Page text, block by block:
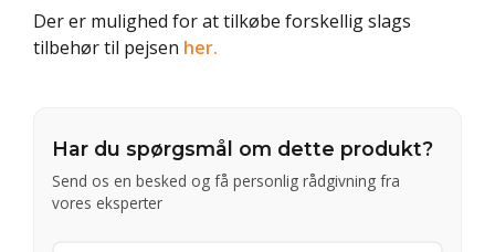
Der er mulighed for at tilkøbe forskellig slags
tilbehør til pejsen her.
Har du spørgsmål om dette produkt?
Send os en besked og få personlig rådgivning fra
vores eksperter